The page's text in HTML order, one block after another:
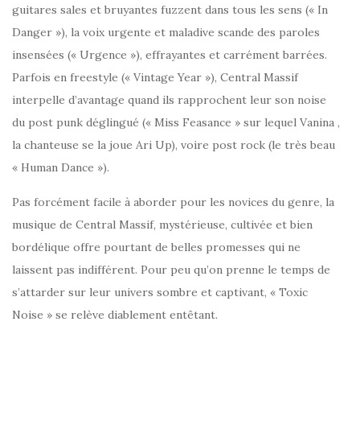
guitares sales et bruyantes fuzzent dans tous les sens (« In
Danger »), la voix urgente et maladive scande des paroles
insensées (« Urgence »), effrayantes et carrément barrées.
Parfois en freestyle (« Vintage Year »), Central Massif
interpelle d’avantage quand ils rapprochent leur son noise
du post punk déglingué (« Miss Feasance » sur lequel Vanina ,
la chanteuse se la joue Ari Up), voire post rock (le très beau
« Human Dance »).
Pas forcément facile à aborder pour les novices du genre, la
musique de Central Massif, mystérieuse, cultivée et bien
bordélique offre pourtant de belles promesses qui ne
laissent pas indifférent. Pour peu qu’on prenne le temps de
s’attarder sur leur univers sombre et captivant, « Toxic
Noise » se relève diablement entêtant.